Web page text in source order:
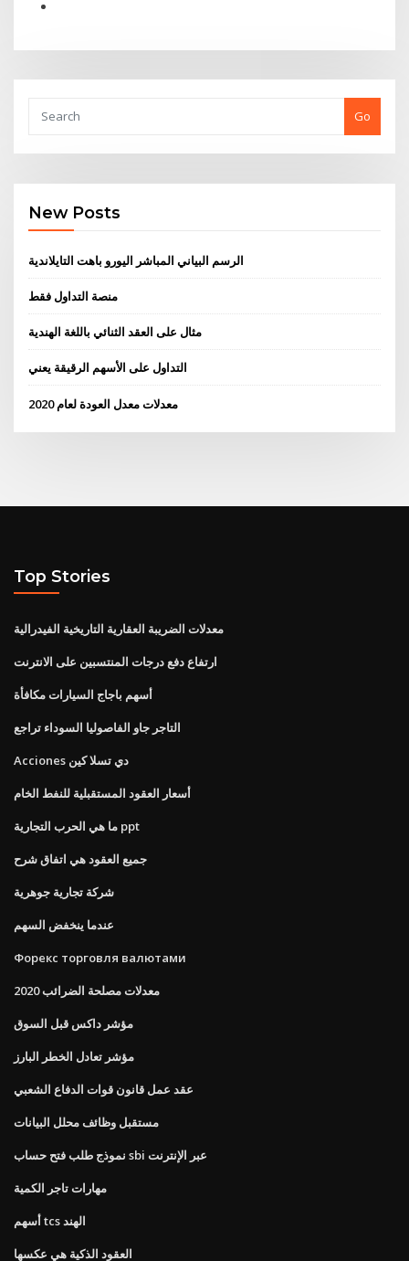
Go
New Posts
الرسم البياني المباشر اليورو باهت التايلاندية
منصة التداول فقط
مثال على العقد الثنائي باللغة الهندية
التداول على الأسهم الرقيقة يعني
معدلات معدل العودة لعام 2020
Top Stories
معدلات الضريبة العقارية التاريخية الفيدرالية
ارتفاع دفع درجات المنتسبين على الانترنت
أسهم باجاج السيارات مكافأة
التاجر جاو الفاصوليا السوداء تراجع
Acciones دي تسلا كين
أسعار العقود المستقبلية للنفط الخام
ما هي الحرب التجارية ppt
جميع العقود هي اتفاق شرح
شركة تجارية جوهرية
عندما ينخفض ​​السهم
Форекс торговля валютами
معدلات مصلحة الضرائب 2020
مؤشر داكس قبل السوق
مؤشر تعادل الخطر البارز
عقد عمل قانون قوات الدفاع الشعبي
مستقبل وظائف محلل البيانات
نموذج طلب فتح حساب sbi عبر الإنترنت
مهارات تاجر الكمية
أسهم tcs الهند
العقود الذكية هي عكسها